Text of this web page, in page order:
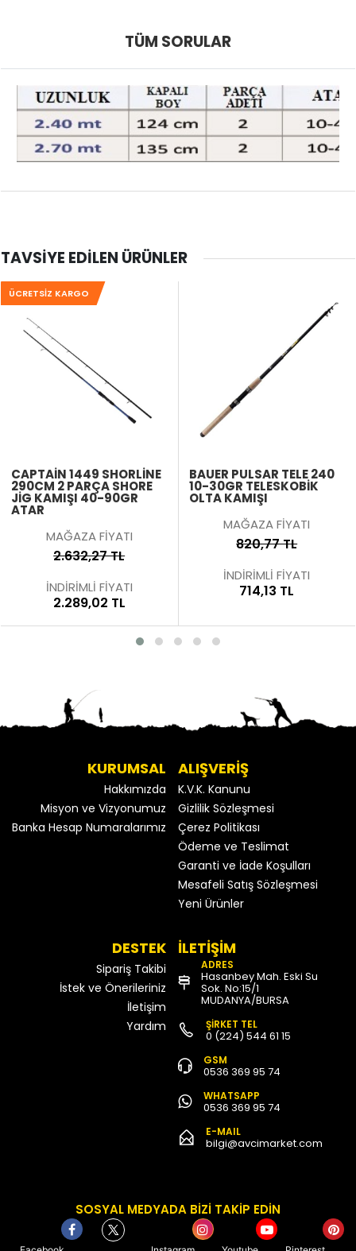
TÜM SORULAR
TAVSIYE EDILEN ÜRÜNLER
ÜCRETSIZ KARGO
CAPTAIN 1449 SHORLINE
290CM 2 PARÇA SHORE
JIG KAMIŞI 40-90GR
ATAR
MAĞAZA FİYATI
2.632,27 TL
İNDİRİMLİ FİYATI
2.289,02 TL
BAUER PULSAR TELE 240
10-30GR TELESKOBIK
OLTA KAMIŞI
MAĞAZA FİYATI
820,77 TL
İNDİRİMLİ FİYATI
714,13 TL
KURUMSAL
Hakkımızda
Misyon ve Vizyonumuz
Banka Hesap Numaralarımız
ALIŞVERİŞ
K.V.K. Kanunu
Gizlilik Sözleşmesi
Çerez Politikası
Ödeme ve Teslimat
Garanti ve İade Koşulları
Mesafeli Satış Sözleşmesi
Yeni Ürünler
DESTEK
Sipariş Takibi
İstek ve Önerileriniz
İletişim
Yardım
İLETİŞİM
ADRES
Hasanbey Mah. Eski Su
Sok. No:15/1
MUDANYA/BURSA
ŞİRKET TEL
0 (224) 544 61 15
GSM
0536 369 95 74
WHATSAPP
0536 369 95 74
E-MAIL
bilgi@avcimarket.com
SOSYAL MEDYADA BİZİ TAKİP EDİN